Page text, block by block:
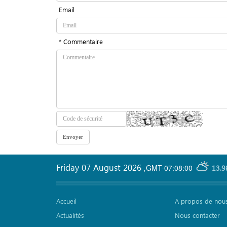
Email
* Commentaire
GMT-07:08:00
Friday 07 August 2026 ,
Accueil
Actualités
A propos de
Nous contacter